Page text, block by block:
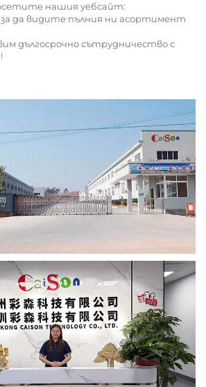
за да видите пълния ни асортимент
дългосрочно сътрудничество с